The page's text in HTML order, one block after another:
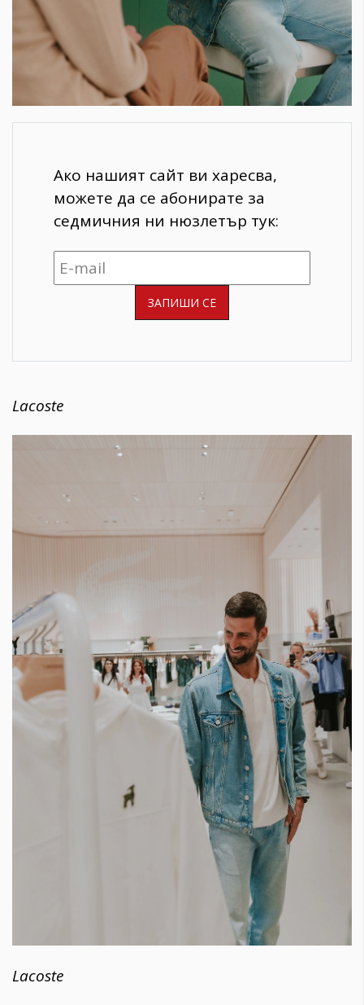
Ако нашият сайт ви харесва,
можете да се абонирате за
седмичния ни нюзлетър тук:
Lacoste
Lacoste